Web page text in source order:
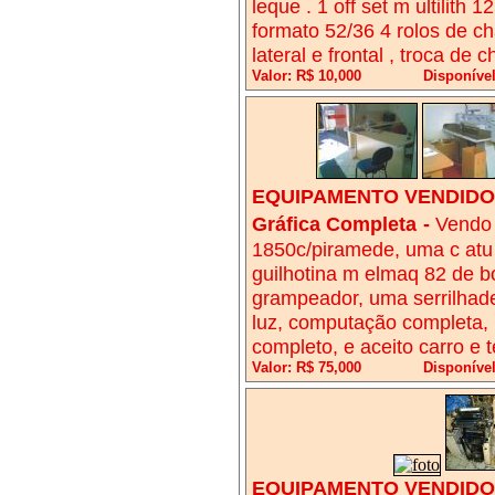
leque . 1 off set m ultilith
formato 52/36 4 rolos de
lateral e frontal , troca de
Valor: R$ 10,000
EQUIPAMENTO
Gráfica Completa -
1850c/piramede, uma c
guilhotina m elmaq 82 de
grampeador, uma
luz, computação
completo, e aceito carro e
Valor: R$ 75,000
EQUIPAMENTO